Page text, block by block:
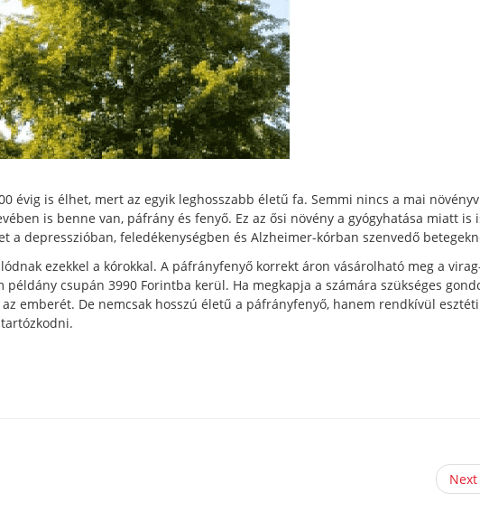
évig is élhet, mert az egyik leghosszabb életű fa. Semmi nincs a mai
is benne van, páfrány és fenyő. Ez az ősi növény a gyógyhatása miatt is
a depresszióban, feledékenységben és Alzheimer-kórban szenvedő
ezekkel a kórokkal. A páfrányfenyő korrekt áron vásárolható meg a
csupán 3990 Forintba kerül. Ha megkapja a számára szükséges
emberét. De nemcsak hosszú életű a páfrányfenyő, hanem rendkívül